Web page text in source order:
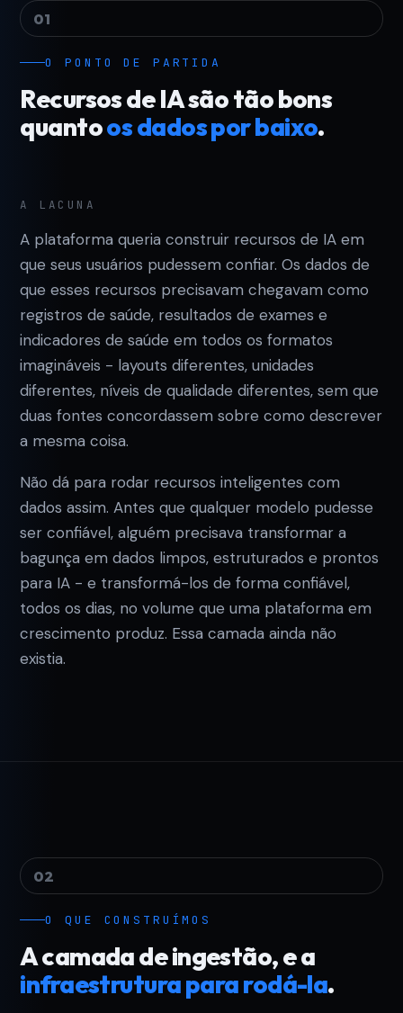
01
O PONTO DE PARTIDA
Recursos de IA são tão bons
quantoos dados por baixo.
A LACUNA
A plataforma queria construir recursos de IA em
que seus usuários pudessem confiar. Os dados de
que esses recursos precisavam chegavam como
registros de saúde, resultados de exames e
indicadores de saúde em todos os formatos
imagináveis - layouts diferentes, unidades
diferentes, níveis de qualidade diferentes, sem que
duas fontes concordassem sobre como descrever
a mesma coisa.
Não dá para rodar recursos inteligentes com
dados assim. Antes que qualquer modelo pudesse
ser confiável, alguém precisava transformar a
bagunça em dados limpos, estruturados e prontos
para IA - e transformá-los de forma confiável,
todos os dias, no volume que uma plataforma em
crescimento produz. Essa camada ainda não
existia.
02
O QUE CONSTRUÍMOS
A camada de ingestão, e a
infraestrutura para rodá-la.